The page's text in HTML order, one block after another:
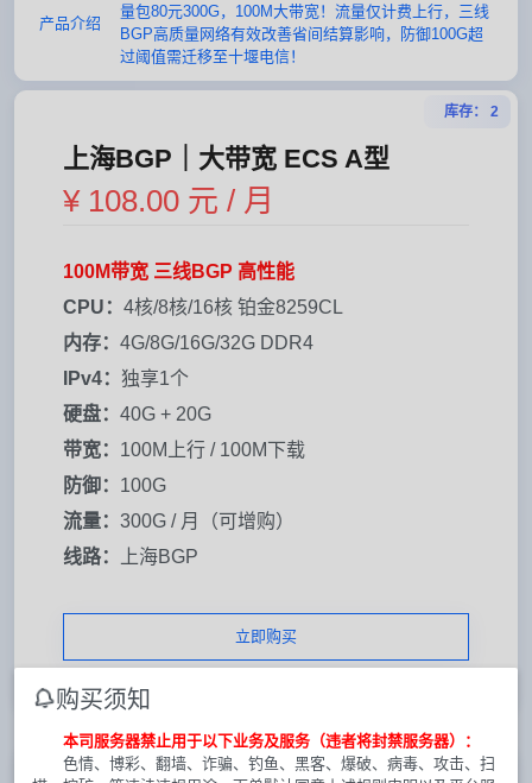
产品介绍
量包80元300G，100M大带宽！流量仅计费上行，三线
BGP高质量网络有效改善省间结算影响，防御100G超
过阈值需迁移至十堰电信！
库存： 2
上海BGP｜大带宽 ECS A型
¥ 108.00 元 / 月
100M带宽 三线BGP 高性能
CPU： 4核/8核/16核 铂金8259CL
内存： 4G/8G/16G/32G DDR4
IPv4： 独享1个
硬盘： 40G + 20G
带宽： 100M上行 / 100M下载
防御： 100G
流量： 300G / 月（可增购）
线路：
上海BGP
立即购买
库存： 11
购买须知
本司服务器禁止用于以下业务及服务（违者将封禁服务器）：
色情、博彩、翻墙、诈骗、钓鱼、黑客、爆破、病毒、攻击、扫